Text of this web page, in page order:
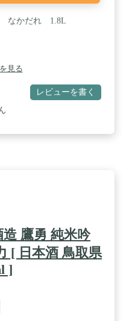
なかだれ 1.8L
見る
レビューを書く
造 鷹勇 純米吟
[ 日本酒 鳥取県
]